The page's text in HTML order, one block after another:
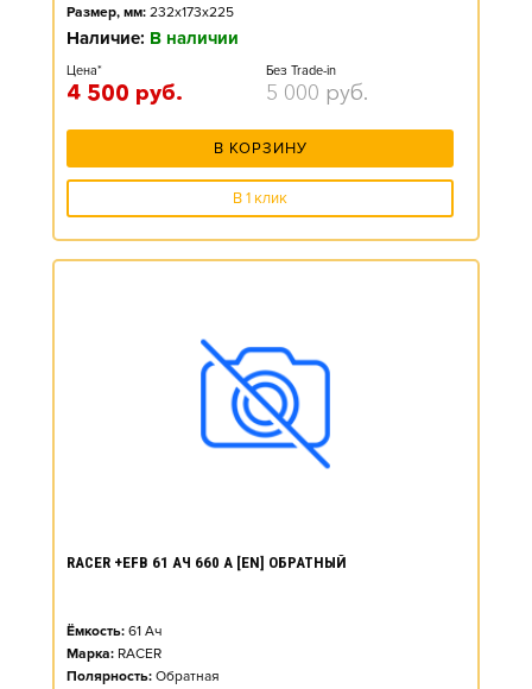
Размер, мм: 232x173x225
Наличие: В наличии
Цена*
4 500 руб.
Без Trade-in
5 000 руб.
В КОРЗИНУ
В 1 клик
RACER +EFB 61 АЧ 660 А [EN] ОБРАТНЫЙ
Ёмкость: 61 Ач
Марка: RACER
Полярность: Обратная